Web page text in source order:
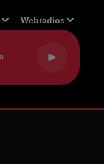
Webradios